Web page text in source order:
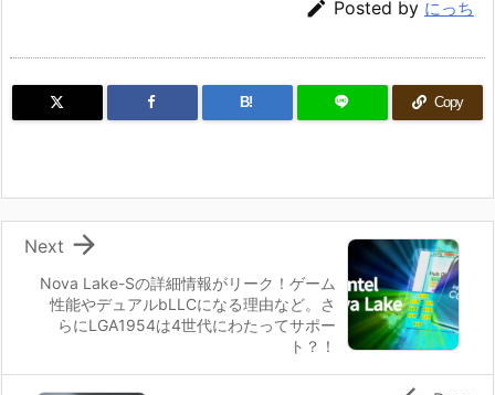
 Posted by にっち
B! Copy
Nova Lake-Sの詳細情報がリーク！ゲーム
性能やデュアルbLLCになる理由など。さ
らにLGA1954は4世代にわたってサポー
ト？！

Next